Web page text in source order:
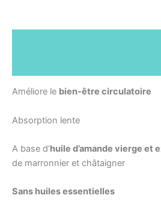
Améliore le bien-être circulatoire
Absorption lente
A base d’huile d’amande vierge et
de marronnier et châtaigner
Sans huiles essentielles